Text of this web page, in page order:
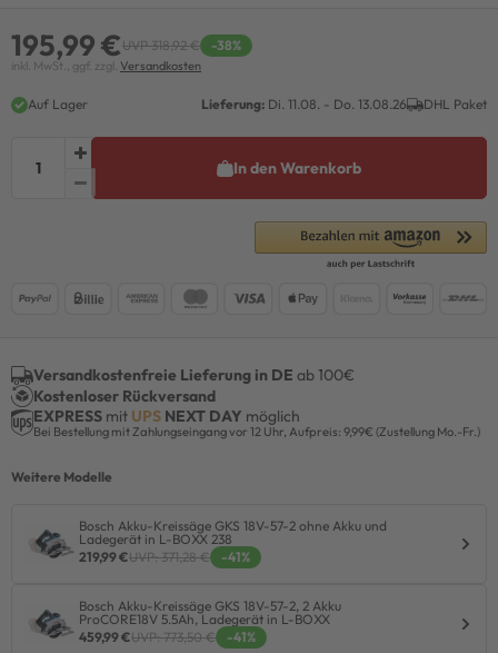
195,99 €UVP 318,92 € -38%
inkl. MwSt., ggf. zzgl. Versandkosten
Auf Lager Lieferung: Di. 11.08. - Do. 13.08.26 DHL Paket
In den Warenkorb
Versandkostenfreie Lieferung in DE ab 100€
Kostenloser Rückversand
EXPRESS mit UPS NEXT DAY möglich
Bei Bestellung mit Zahlungseingang vor 12 Uhr, Aufpreis: 9,99€ (Zustellung Mo.-Fr.)
Weitere Modelle
Bosch Akku-Kreissäge GKS 18V-57-2 ohne Akku und
Ladegerät in L-BOXX 238
219,99 €UVP: 371,28 € -41%
Bosch Akku-Kreissäge GKS 18V-57-2, 2 Akku
ProCORE18V 5.5Ah, Ladegerät in L-BOXX
459,99 €UVP: 773,50 € -41%